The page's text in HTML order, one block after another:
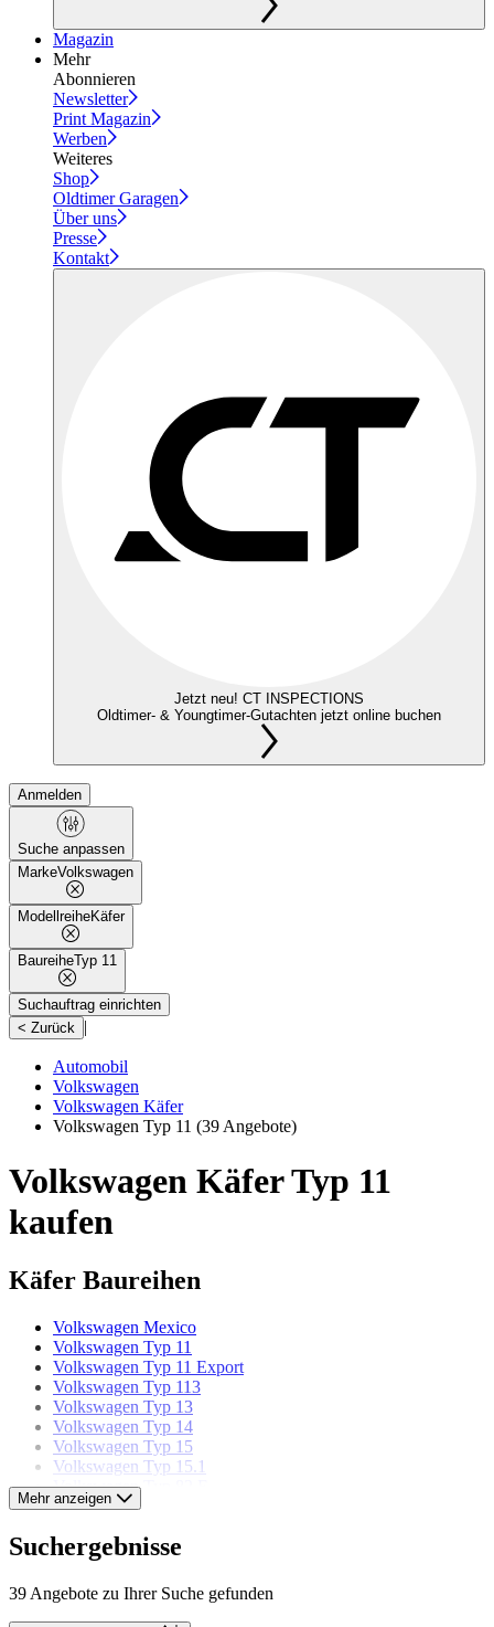
Magazin
Mehr
Abonnieren
Newsletter
Print Magazin
Werben
Weiteres
Shop
Oldtimer Garagen
Über uns
Presse
Kontakt
Jetzt neu! CT INSPECTIONS
Oldtimer- & Youngtimer-Gutachten jetzt online buchen
Anmelden
Suche anpassen
MarkeVolkswagen
ModellreiheKäfer
BaureiheTyp 11
Suchauftrag einrichten
< Zurück |
Automobil
Volkswagen
Volkswagen Käfer
Volkswagen Typ 11 (39 Angebote)
Volkswagen Käfer Typ 11
kaufen
Käfer Baureihen
Volkswagen Mexico
Volkswagen Typ 11
Volkswagen Typ 11 Export
Volkswagen Typ 113
Volkswagen Typ 13
Volkswagen Typ 14
Volkswagen Typ 15
Volkswagen Typ 15.1
Volkswagen Typ 82 E
Volkswagen Modelle
Volkswagen Buggy
Volkswagen Corrado
Mehr anzeigen
Suchergebnisse
39 Angebote zu Ihrer Suche gefunden